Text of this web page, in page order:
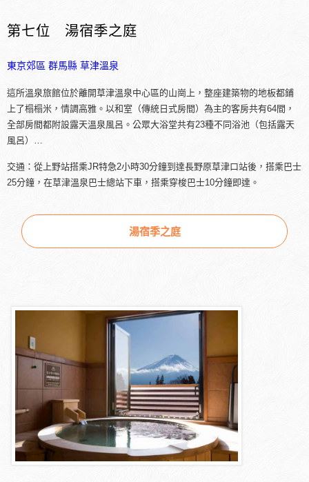
第七位 湯宿季之庭
東京郊區 群馬縣 草津溫泉
這所溫泉旅館位於離開草津溫泉中心區的山崗上，整座建築物的地板都鋪
上了榻榻米，情調高雅。以和室（傳統日式房間）為主的客房共有64間，
全部房間都附設露天溫泉風呂。公眾大浴堂共有23種不同浴池（包括露天
風呂）…
交通：從上野站搭乘JR特急2小時30分鐘到達長野原草津口站後，搭乘巴士
25分鐘，在草津溫泉巴士總站下車，搭乘穿梭巴士10分鐘即達。
湯宿季之庭